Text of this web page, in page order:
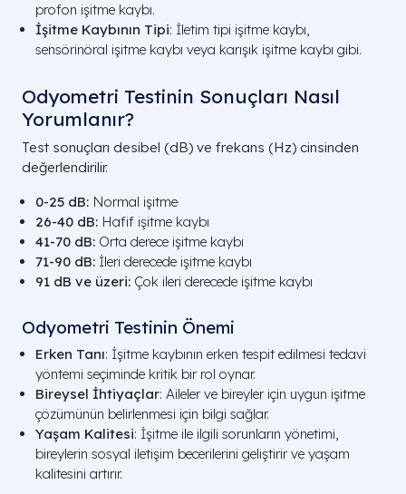
profon işitme kaybı.
İşitme Kaybının Tipi: İletim tipi işitme kaybı,
sensörinöral işitme kaybı veya karışık işitme kaybı gibi.
Odyometri Testinin Sonuçları Nasıl
Yorumlanır?
Test sonuçları desibel (dB) ve frekans (Hz) cinsinden
değerlendirilir.
0-25 dB: Normal işitme
26-40 dB: Hafif işitme kaybı
41-70 dB: Orta derece işitme kaybı
71-90 dB: İleri derecede işitme kaybı
91 dB ve üzeri: Çok ileri derecede işitme kaybı
Odyometri Testinin Önemi
Erken Tanı: İşitme kaybının erken tespit edilmesi tedavi
yöntemi seçiminde kritik bir rol oynar.
Bireysel İhtiyaçlar: Aileler ve bireyler için uygun işitme
çözümünün belirlenmesi için bilgi sağlar.
Yaşam Kalitesi: İşitme ile ilgili sorunların yönetimi,
bireylerin sosyal iletişim becerilerini geliştirir ve yaşam
kalitesini artırır.